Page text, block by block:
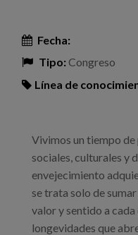
Noticias
Prensa
Canal de denuncias
Fecha:
Tipo:Congreso
Línea de
Vivimos un tiempo
sociales, culturales y
envejecimiento
se trata solo de
valor y sentido a cada
longevidades que